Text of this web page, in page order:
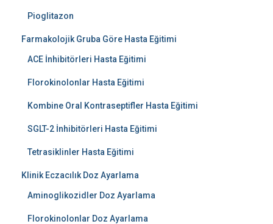
Pioglitazon
Farmakolojik Gruba Göre Hasta Eğitimi
ACE İnhibitörleri Hasta Eğitimi
Florokinolonlar Hasta Eğitimi
Kombine Oral Kontraseptifler Hasta Eğitimi
SGLT-2 İnhibitörleri Hasta Eğitimi
Tetrasiklinler Hasta Eğitimi
Klinik Eczacılık Doz Ayarlama
Aminoglikozidler Doz Ayarlama
Florokinolonlar Doz Ayarlama